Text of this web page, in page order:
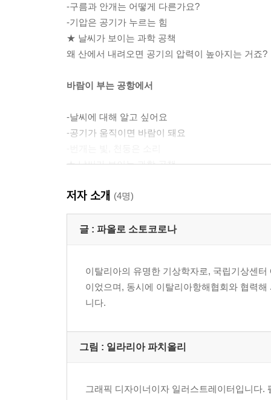
-구름과 안개는 어떻게 다른가요?
-기압은 공기가 누르는 힘
★ 날씨가 보이는 과학 공책
왜 산에서 내려오면 공기의 압력이 높아지는 거죠?
바람이 부는 공항에서
-날씨에 대해 알고 싶어요
-공기가 움직이면 바람이 돼요
★ 날씨가 보이는 과학 공책
비행기를 타고 구름 속으로
-눈과 우박은 어떻게 다른가요?
★ 날씨가 보이는 과학 공책
구름을 만드는 응결핵은 무엇인가요?
-이슬은 물, 서리는 얼음
저자 소개 (4명)
글 : 파올로 소토코로나
이탈리아의 유명한 기상학자로, 국립기상센
이었으며, 동시에 이탈리아항해협회와 협력
니다.
그림 : 일라리아 파치올리
그래픽 디자이너이자 일러스트레이터입니다